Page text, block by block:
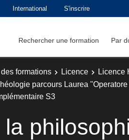
International S'inscrire
Rechercher une formation Par
formations Licence
Licence
parcours Laurea
S3